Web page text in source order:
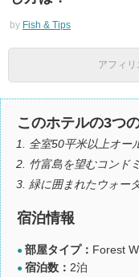
by Fish & Tips
アフィ
このホテルの3つ
全室50平米以上オー
竹富島を望むコンド
緑に囲まれたウォー
宿泊情報
● 部屋タイプ： Forest
● 宿泊数： 2泊